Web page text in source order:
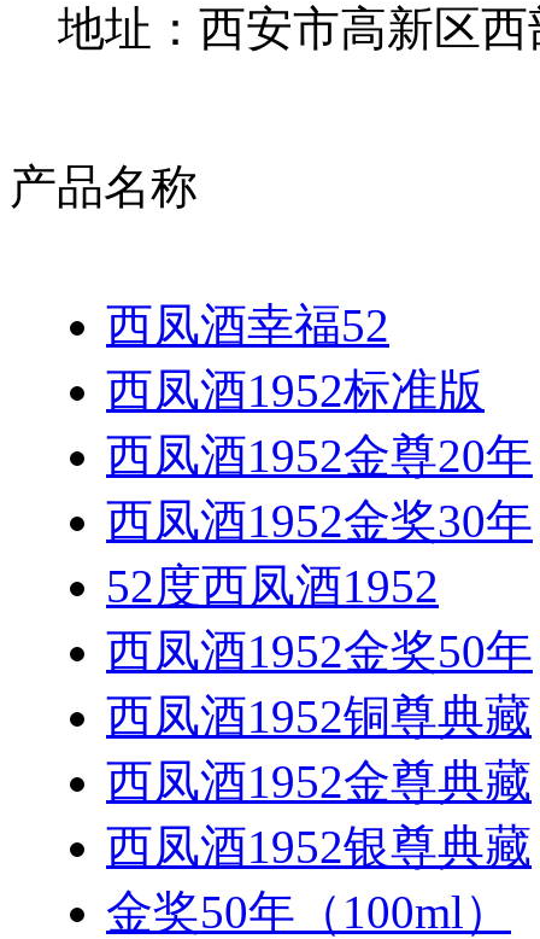
地址：西安市高新区西
产品名称
西凤酒幸福52
西凤酒1952标准版
西凤酒1952金尊20年
西凤酒1952金奖30年
52度西凤酒1952
西凤酒1952金奖50年
西凤酒1952铜尊典藏
西凤酒1952金尊典藏
西凤酒1952银尊典藏
金奖50年（100ml）